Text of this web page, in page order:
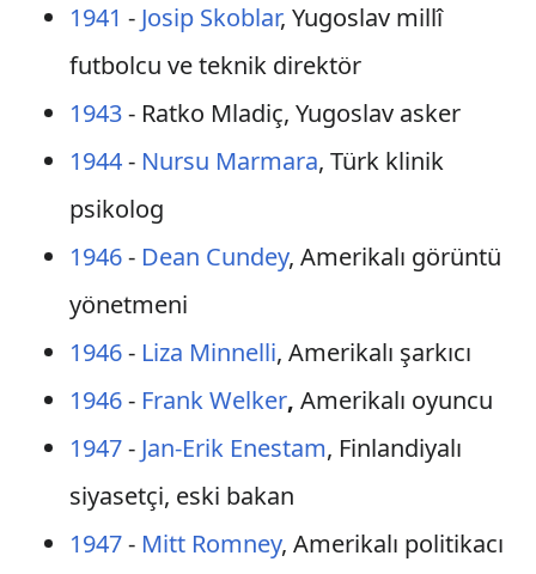
1941 - Josip Skoblar, Yugoslav millî
futbolcu ve teknik direktör
1943- Ratko Mladiç, Yugoslav asker
1944- Nursu Marmara, Türk klinik
psikolog
1946- Dean Cundey, Amerikalı görüntü
yönetmeni
1946- Liza Minnelli, Amerikalı şarkıcı
1946- Frank Welker, Amerikalı oyuncu
1947- Jan-Erik Enestam, Finlandiyalı
siyasetçi, eski bakan
1947- Mitt Romney, Amerikalı politikacı